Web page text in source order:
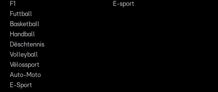
F1
Futtball
Basketball
Handball
Dëschtennis
Volleyball
Vëlossport
Auto-Moto
E-Sport
E-sport